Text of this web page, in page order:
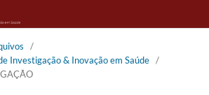
/
Investigação & Inovação em Saúde /